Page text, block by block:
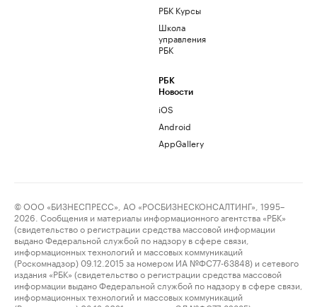
РБК Курсы
Школа
управления
РБК
РБК
Новости
iOS
Android
AppGallery
© ООО «БИЗНЕСПРЕСС», АО «РОСБИЗНЕСКОНСАЛТИНГ», 1995–
2026. Сообщения и материалы информационного агентства «РБК»
(свидетельство о регистрации средства массовой информации
выдано Федеральной службой по надзору в сфере связи,
информационных технологий и массовых коммуникаций
(Роскомнадзор) 09.12.2015 за номером ИА №ФС77-63848) и сетевого
издания «РБК» (свидетельство о регистрации средства массовой
информации выдано Федеральной службой по надзору в сфере связи,
информационных технологий и массовых коммуникаций